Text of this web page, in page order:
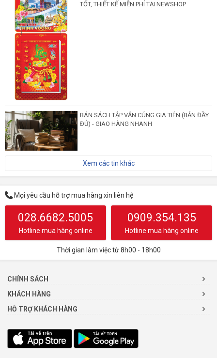
TỐT, THIẾT KẾ MIỄN PHÍ TẠI NEWSHOP
BÁN SÁCH TẬP VĂN CÚNG GIA TIÊN (BẢN ĐẦY
ĐỦ) - GIAO HÀNG NHANH
Xem các tin khác
Mọi yêu cầu hỗ trợ mua hàng xin liên hệ
028.6682.5005
Hotline mua hàng online
0909.354.135
Hotline mua hàng online
Thời gian làm việc từ 8h00 - 18h00
CHÍNH SÁCH
KHÁCH HÀNG
HỖ TRỢ KHÁCH HÀNG